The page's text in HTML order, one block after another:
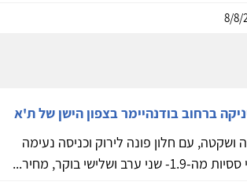
ברחוב בודנהיימר בצפון הישן של ת'א
ושקטה, עם חלון פונה לירוק וכניסה נעימה
ערב ושלישי בוקר, מחיר...